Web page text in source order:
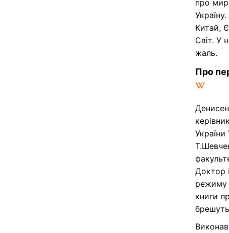
про
Китай,
Світ. У
жаль.
Про
України
Доктор
режиму
книги